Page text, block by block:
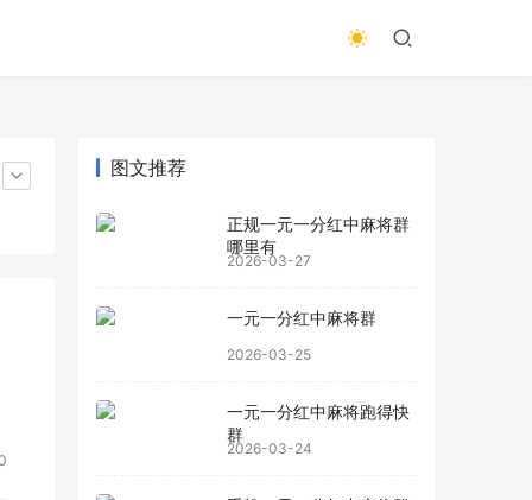
图文推荐
正规一元一分红中麻将群
哪里有
2026-03-27
一元一分红中麻将群
2026-03-25
一元一分红中麻将跑得快
群
2026-03-24